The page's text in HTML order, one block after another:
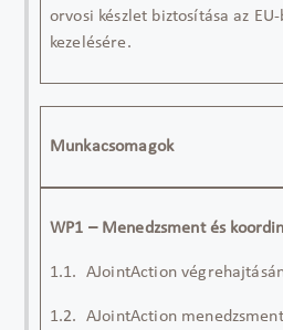
orvosi készlet biztosítása az
kezelésére.
Munkacsomagok
WP1 – Menedzsment és
1.1. AJointAction
1.2. AJointAction